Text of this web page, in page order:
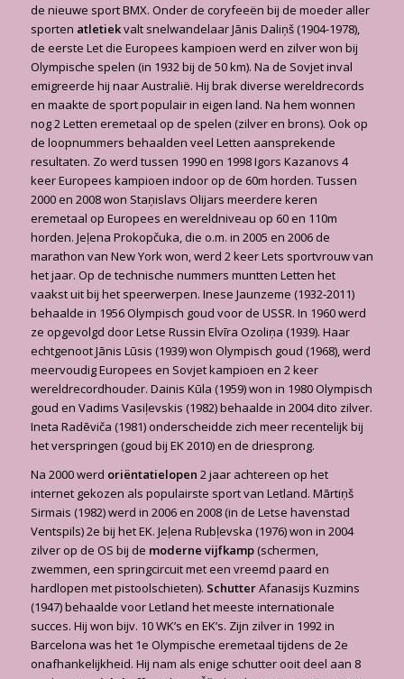
de nieuwe sport BMX. Onder de coryfeeën bij de moeder aller
sporten atletiekvalt snelwandelaar Jānis Daliņš (1904-1978),
de eerste Let die Europees kampioen werd en zilver won bij
Olympische spelen (in 1932 bij de 50 km). Na de Sovjet inval
emigreerde hij naar Australië. Hij brak diverse wereldrecords
en maakte de sport populair in eigen land. Na hem wonnen
nog 2 Letten eremetaal op de spelen (zilver en brons). Ook op
de loopnummers behaalden veel Letten aansprekende
resultaten. Zo werd tussen 1990 en 1998 Igors Kazanovs 4
keer Europees kampioen indoor op de 60m horden. Tussen
2000 en 2008 won Staņislavs Olijars meerdere keren
eremetaal op Europees en wereldniveau op 60 en 110m
horden. Jeļena Prokopčuka, die o.m. in 2005 en 2006 de
marathon van New York won, werd 2 keer Lets sportvrouw van
het jaar. Op de technische nummers muntten Letten het
vaakst uit bij het speerwerpen. Inese Jaunzeme (1932-2011)
behaalde in 1956 Olympisch goud voor de USSR. In 1960 werd
ze opgevolgd door Letse Russin Elvīra Ozoliņa (1939). Haar
echtgenoot Jānis Lūsis (1939) won Olympisch goud (1968), werd
meervoudig Europees en Sovjet kampioen en 2 keer
wereldrecordhouder. Dainis Kūla (1959) won in 1980 Olympisch
goud en Vadims Vasiļevskis (1982) behaalde in 2004 dito zilver.
Ineta Radēviča (1981) onderscheidde zich meer recentelijk bij
het verspringen (goud bij EK 2010) en de driesprong.
Na 2000 werd oriëntatielopen 2 jaar achtereen op het
internet gekozen als populairste sport van Letland. Mārtiņš
Sirmais (1982) werd in 2006 en 2008 (in de Letse havenstad
Ventspils) 2e bij het EK. Jeļena Rubļevska (1976) won in 2004
zilver op de OS bij de moderne vijfkamp(schermen,
zwemmen, een springcircuit met een vreemd paard en
hardlopen met pistoolschieten). SchutterAfanasijs Kuzmins
(1947) behaalde voor Letland het meeste internationale
succes. Hij won bijv. 10 WK’s en EK’s. Zijn zilver in 1992 in
Barcelona was het 1e Olympische eremetaal tijdens de 2e
onafhankelijkheid. Hij nam als enige schutter ooit deel aan 8